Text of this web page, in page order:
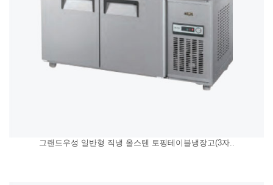
그랜드우성 일반형 직냉 올스텐 토핑테이블냉장고(3자..